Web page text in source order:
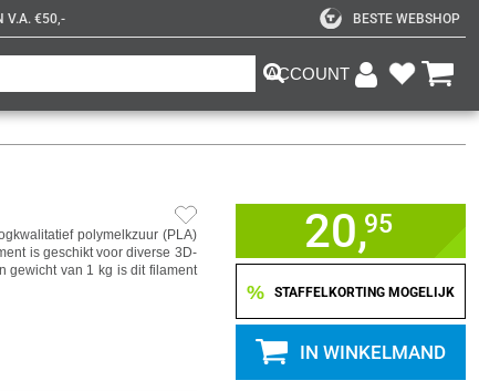
V.A. €50,- BESTE WEBSHOP
ACCOUNT
polymelkzuur (PLA)
is geschikt voor diverse 3D-
gewicht van 1 kg is dit filament
20,95
% STAFFELKORTING MOGELIJK
IN WINKELMAND